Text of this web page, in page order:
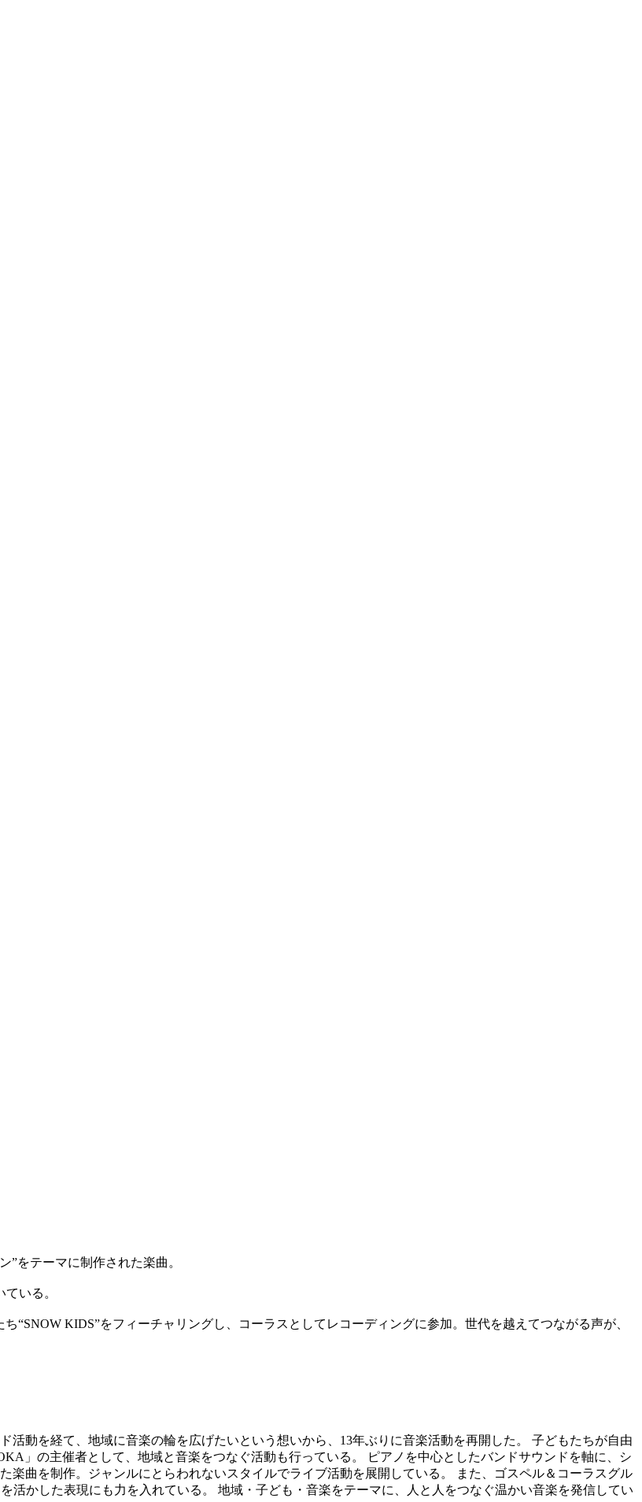
”をテーマに制作された楽曲。
いる。
“SNOW KIDS”をフィーチャリングし、コーラスとしてレコーディングに参加。世代を越えてつながる声が、
動を経て、地域に音楽の輪を広げたいという想いから、13年ぶりに音楽活動を再開した。 子どもたちが自由
」の主催者として、地域と音楽をつなぐ活動も行っている。 ピアノを中心としたバンドサウンドを軸に、シ
楽曲を制作。ジャンルにとらわれないスタイルでライブ活動を展開している。 また、ゴスペル＆コーラスグル
活かした表現にも力を入れている。 地域・子ども・音楽をテーマに、人と人をつなぐ温かい音楽を発信してい